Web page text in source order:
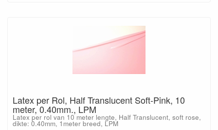
Latex per Rol, Half Translucent Soft-Pink, 10
meter, 0.40mm., LPM
Latex per rol van 10 meter lengte, Half Translucent, soft rose,
dikte: 0.40mm, 1meter breed, LPM